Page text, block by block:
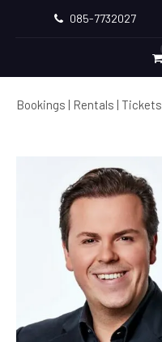
085-7732027
Bookings | Rentals | Tickets